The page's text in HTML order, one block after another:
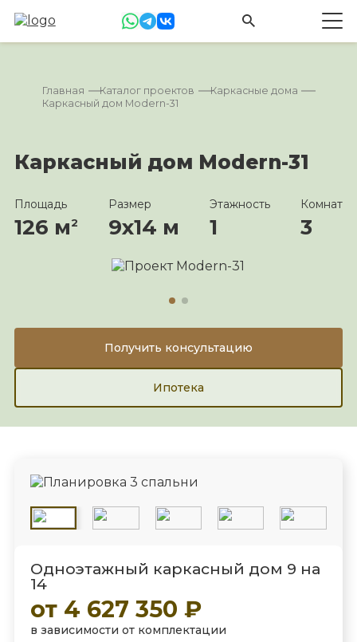
Главная Каталог проектов
Каркасные дома
Каркасный дом Modern-31
Каркасный дом Modern-31
Площадь
126 м2
Размер
9х14 м
Этажность
1
Комнат
3
Получить консультацию
Ипотека
Одноэтажный каркасный дом 9 на
14
от 4 627 350 ₽
в зависимости от комплектации